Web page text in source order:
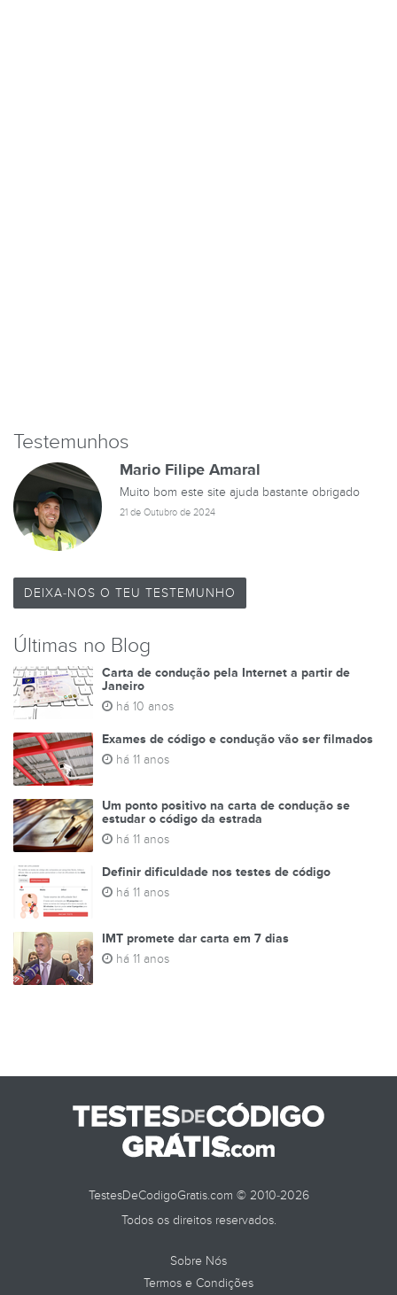
Testemunhos
Mario Filipe Amaral
Muito bom este site ajuda bastante obrigado
21 de Outubro de 2024
DEIXA-NOS O TEU TESTEMUNHO
Últimas no Blog
Carta de condução pela Internet a partir de
Janeiro
há 10 anos
Exames de código e condução vão ser filmados
há 11 anos
Um ponto positivo na carta de condução se
estudar o código da estrada
há 11 anos
Definir dificuldade nos testes de código
há 11 anos
IMT promete dar carta em 7 dias
há 11 anos
TestesDeCodigoGratis.com © 2010-2026
Todos os direitos reservados.
Sobre Nós
Termos e Condições